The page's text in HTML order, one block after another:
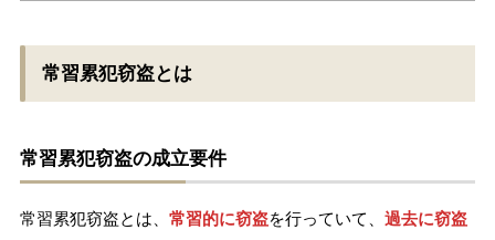
常習累犯窃盗とは
常習累犯窃盗の成立要件
常習累犯窃盗とは、 常習的に窃盗を行っていて、 過去に窃盗